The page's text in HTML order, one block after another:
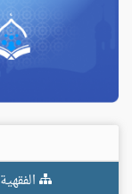
الفقهية